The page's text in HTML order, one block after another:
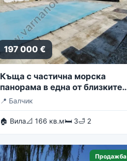
197 000 €
Къща с частична морска
панорама в една от близките
вилни зони в гр. Балчик
📍 Балчик
🏠 Вила📐 166 кв.м🛏 3🛁 2
Продажба